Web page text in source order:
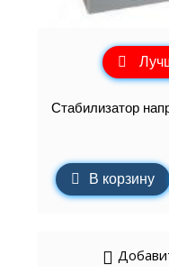
Стабилизатор
В корзину